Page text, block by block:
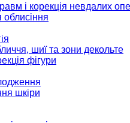
і корекція невдалих
облисіння
шиї та зони декольте
фігури
шкіри